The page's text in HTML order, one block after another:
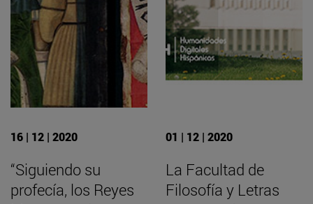
16 | 12 | 2020
“Siguiendo su
profecía, los Reyes
01 | 12 | 2020
La Facultad de
Filosofía y Letras